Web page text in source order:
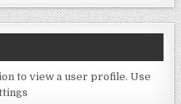
to view a user profile. Use